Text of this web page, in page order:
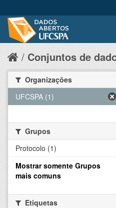
Conjuntos de
Organizações
UFCSPA (1)
Grupos
Protocolo (1)
Mostrar somente Grupos
mais comuns
Etiquetas